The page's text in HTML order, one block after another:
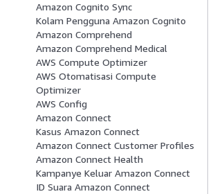
Amazon Cognito Sync
Kolam Pengguna Amazon Cognito
Amazon Comprehend
Amazon Comprehend Medical
AWS Compute Optimizer
AWS Otomatisasi Compute
Optimizer
AWS Config
Amazon Connect
Kasus Amazon Connect
Amazon Connect Customer Profiles
Amazon Connect Health
Kampanye Keluar Amazon Connect
ID Suara Amazon Connect